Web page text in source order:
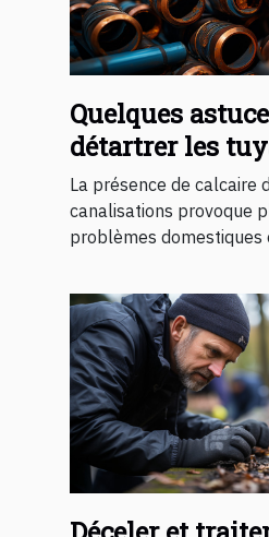
Quelques
détartrer les
La présence de calcaire
canalisations provoque
problèmes domestiques